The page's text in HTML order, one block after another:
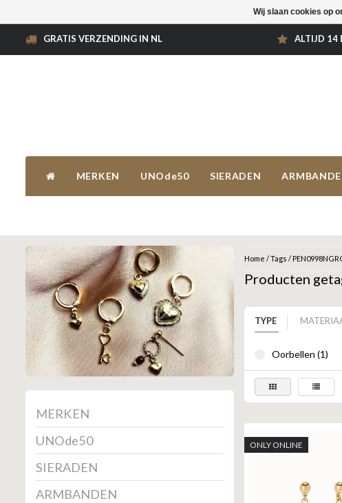
GRATIS VERZENDING IN NL ALTIJD 14
MERKEN UNOde50 SIERADEN
MERKEN
UNOde50
SIERADEN
ARMBANDEN
Home /Tags /
Producten
TYPE
Oorbellen (1)
ONLY ONLINE
Wij slaan cookies op